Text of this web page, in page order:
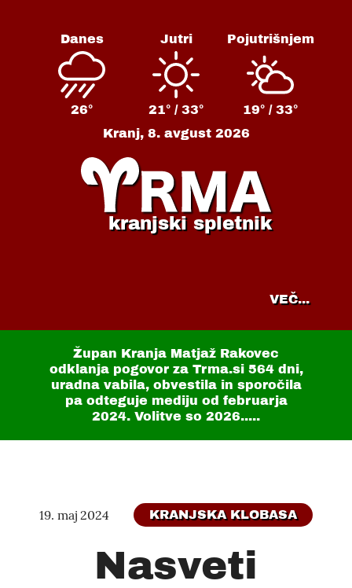
Danes
26°
Jutri
21° / 33°
Pojutrišnjem
19° / 33°
Kranj, 8. avgust 2026
kranjski spletnik
VEČ...
Župan Kranja Matjaž Rakovec
odklanja pogovor za Trma.si 564 dni,
uradna vabila, obvestila in sporočila
pa odteguje mediju od februarja
2024. Volitve so 2026.....
19. maj 2024 KRANJSKA KLOBASA
Nasveti